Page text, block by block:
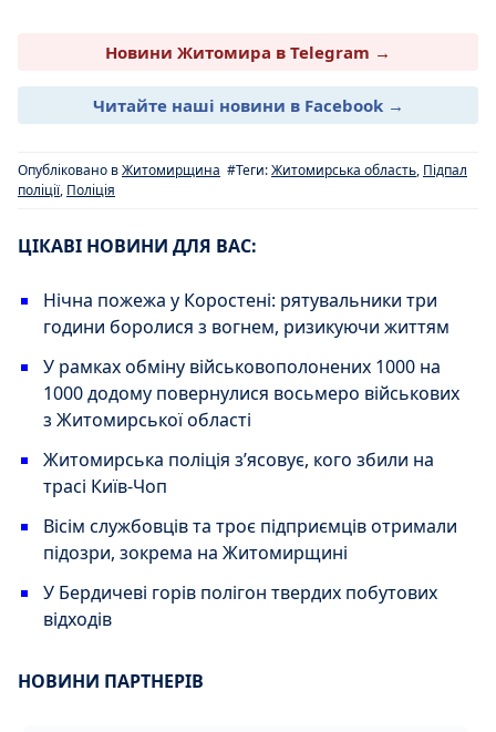
Новини Житомира в Telegram →
Читайте наші новини в Facebook →
Опубліковано вЖитомирщина #Теги:Житомирська область, Підпал
поліції, Поліція
ЦІКАВІ НОВИНИ ДЛЯ ВАС:
Нічна пожежа у Коростені: рятувальники три
години боролися з вогнем, ризикуючи життям
У рамках обміну військовополонених 1000 на
1000 додому повернулися восьмеро військових
з Житомирської області
Житомирська поліція зʼясовує, кого збили на
трасі Київ-Чоп
Вісім службовців та троє підприємців отримали
підозри, зокрема на Житомирщині
У Бердичеві горів полігон твердих побутових
відходів
НОВИНИ ПАРТНЕРІВ